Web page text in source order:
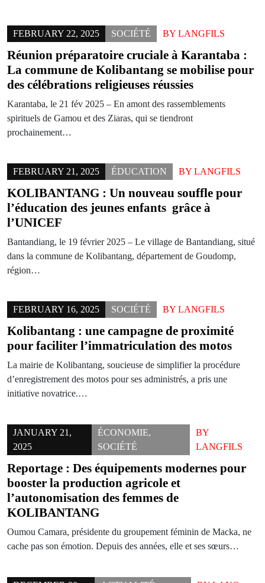
FEBRUARY 22, 2025 SOCIÉTÉ BY LANGFILS
Réunion préparatoire cruciale à Karantaba :
La commune de Kolibantang se mobilise pour
des célébrations religieuses réussies
Karantaba, le 21 fév 2025 – En amont des rassemblements
spirituels de Gamou et des Ziaras, qui se tiendront
prochainement…
FEBRUARY 21, 2025 ÉDUCATION BY LANGFILS
KOLIBANTANG : Un nouveau souffle pour
l’éducation des jeunes enfants grâce à
l’UNICEF
Bantandiang, le 19 février 2025 – Le village de Bantandiang, situé
dans la commune de Kolibantang, département de Goudomp,
région…
FEBRUARY 16, 2025 SOCIÉTÉ BY LANGFILS
Kolibantang : une campagne de proximité
pour faciliter l’immatriculation des motos
La mairie de Kolibantang, soucieuse de simplifier la procédure
d’enregistrement des motos pour ses administrés, a pris une
initiative novatrice.…
JANUARY 21,
2025
ÉCONOMIE,
SOCIÉTÉ
BY
LANGFILS
Reportage : Des équipements modernes pour
booster la production agricole et
l’autonomisation des femmes de
KOLIBANTANG
Oumou Camara, présidente du groupement féminin de Macka, ne
cache pas son émotion. Depuis des années, elle et ses sœurs…